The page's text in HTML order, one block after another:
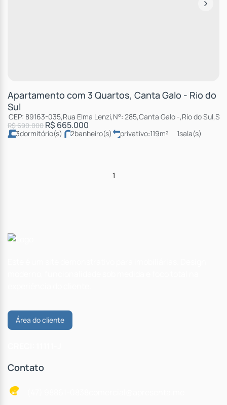
Apartamento com 3 Quartos, Canta Galo - Rio do
Sul
R$690.000 R$ 665.000
CEP: 89163-035,Rua Elma Lenzi,N°: 285,Canta Galo ,Rio do Sul,
3dormitório(s) 2banheiro(s) privativo:119m² 1sala(s)
1
Área do cliente
Contato